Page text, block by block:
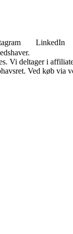
LinkedIn
Vi deltager i
Ved køb via